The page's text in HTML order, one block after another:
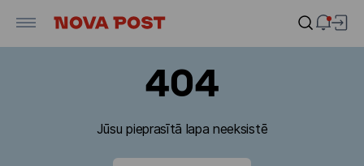
404
Jūsu pieprasītā lapa neeksistē